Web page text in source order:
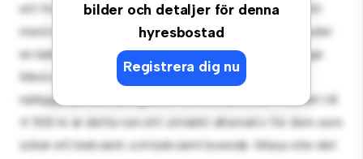
bilder och detaljer för denna
hyresbostad
Registrera dig nu
ett fridfullt och privat vardagsrum. Detta rum är inrett
med nödvändigheter för din bekvämlighet och erbjuder
en bekväm säng, en arbetsyta och förvaringslösningar.
Med sitt bekväma läge har du enkel tillgång till
närliggande bekvämligheter och attraktioner. Prisvärt till
4 500 kr är detta rum ett utmärkt alternativ för dem som
söker ett bekvämt och bekvämt boende. Missa inte det